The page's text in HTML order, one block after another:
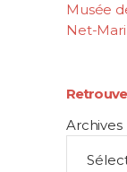
Musée
Net-
Archives